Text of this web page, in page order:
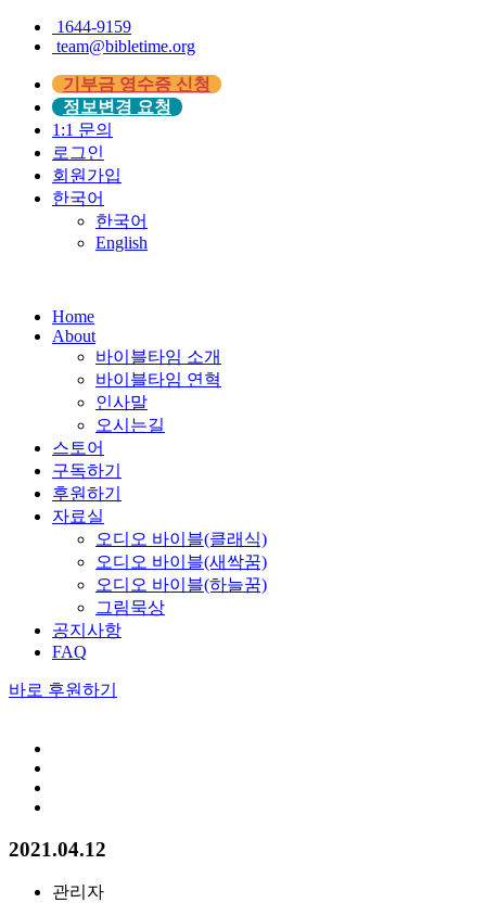
1644-9159
team@bibletime.org
기부금 영수증 신청
정보변경 요청
1:1 문의
로그인
회원가입
한국어
한국어
English
Home
About
바이블타임 소개
바이블타임 연혁
인사말
오시는길
스토어
구독하기
후원하기
자료실
오디오 바이블(클래식)
오디오 바이블(새싹꿈)
오디오 바이블(하늘꿈)
그림묵상
공지사항
FAQ
바로 후원하기
2021.04.12
관리자